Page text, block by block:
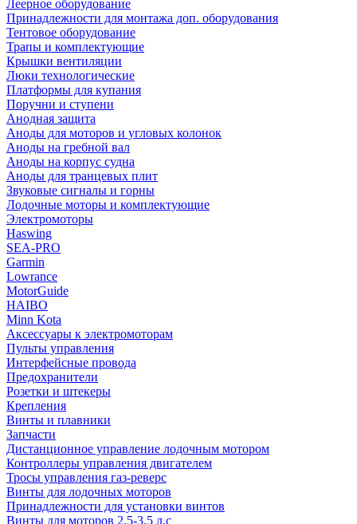
Леерное оборудование
Принадлежности для монтажа доп. оборудования
Тентовое оборудование
Трапы и комплектующие
Крышки вентиляции
Люки технологические
Платформы для купания
Поручни и ступени
Анодная защита
Аноды для моторов и угловых колонок
Аноды на гребной вал
Аноды на корпус судна
Аноды для транцевых плит
Звуковые сигналы и горны
Лодочные моторы и комплектующие
Электромоторы
Haswing
SEA-PRO
Garmin
Lowrance
MotorGuide
HAIBO
Minn Kota
Аксессуары к электромоторам
Пульты управления
Интерфейсные провода
Предохранители
Розетки и штекеры
Крепления
Винты и плавники
Запчасти
Дистанционное управление лодочным мотором
Контроллеры управления двигателем
Тросы управления газ-реверс
Винты для лодочных моторов
Принадлежности для установки винтов
Винты для моторов 2.5-3.5 л.с